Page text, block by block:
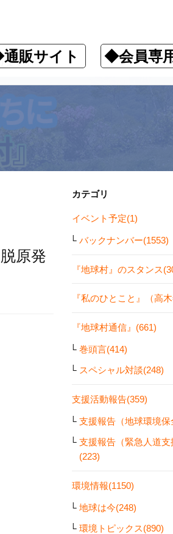
販サイト ◆会員専
ます！
原発
カテゴリ
イベント予定(1)
バックナンバー(1553)
『地球村』のスタンス
『私のひとこと』（高
『地球村通信』(661)
巻頭言(414)
スペシャル対談(248)
支援活動報告(359)
支援報告（地球環境保
支援報告（緊急人道支
(223)
環境情報(1150)
地球は今(248)
環境トピックス(890)